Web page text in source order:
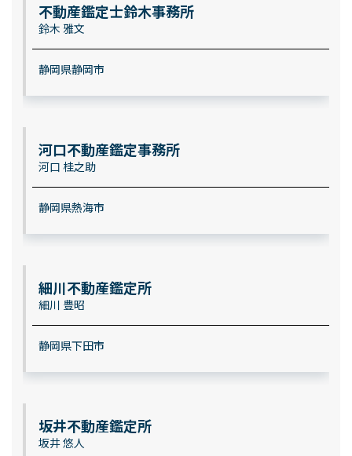
不動産鑑定士鈴木事務所
鈴木 雅文
静岡県静岡市
河口不動産鑑定事務所
河口 桂之助
静岡県熱海市
細川不動産鑑定所
細川 豊昭
静岡県下田市
坂井不動産鑑定所
坂井 悠人